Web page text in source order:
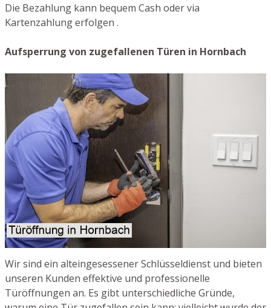
Die Bezahlung kann bequem Cash oder via
Kartenzahlung erfolgen .
Aufsperrung von zugefallenen Türen in Hornbach
Wir sind ein alteingesessener Schlüsseldienst und bieten
unseren Kunden effektive und professionelle
Türöffnungen an. Es gibt unterschiedliche Gründe,